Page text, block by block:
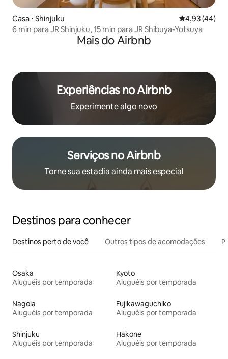
Casa ⋅ Shinjuku 4,93 de uma
4,93 (44)
6 min para JR Shinjuku, 15 min para JR Shibuya-Yotsuya
Mais do Airbnb
Experiências no Airbnb
Experimente algo novo
Serviços no Airbnb
Torne sua estadia ainda mais especial
Destinos para conhecer
Destinos perto de você Outros tipos de acomodações
Osaka
Aluguéis por temporada
Kyoto
Aluguéis por temporada
Nagoia
Aluguéis por temporada
Fujikawaguchiko
Aluguéis por temporada
Shinjuku
Aluguéis por temporada
Hakone
Aluguéis por temporada